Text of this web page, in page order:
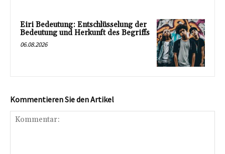
Eiri Bedeutung: Entschlüsselung der
Bedeutung und Herkunft des Begriffs
06.08.2026
Kommentieren Sie den Artikel